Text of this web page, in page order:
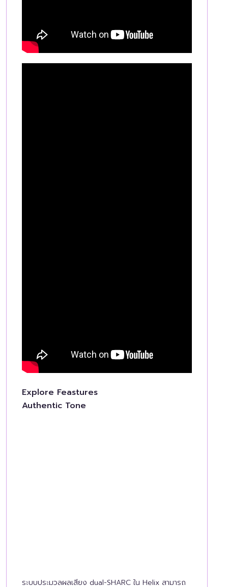
Explore Feastures
Authentic Tone
ระบบประมวลผลเสียง dual-SHARC ใน Helix สามารถ